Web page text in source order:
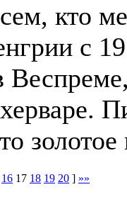
кто
с
золотое
16 17 18 19 20 ] »»